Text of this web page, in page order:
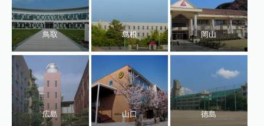
鳥取 島根 岡山
広島 山口 徳島